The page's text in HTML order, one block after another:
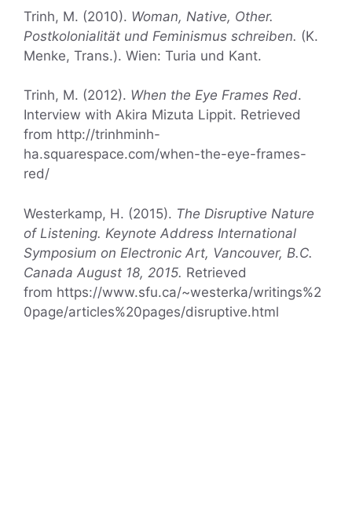
Trinh, M. (2010). Woman, Native, Other.
Postkolonialität und Feminismus schreiben. (K.
Menke, Trans.). Wien: Turia und Kant.
Trinh, M. (2012). When the Eye Frames Red.
Interview with Akira Mizuta Lippit. Retrieved
from http://trinhminh-
ha.squarespace.com/when-the-eye-frames-
red/
Westerkamp, H. (2015). The Disruptive Nature
of Listening. Keynote Address International
Symposium on Electronic Art, Vancouver, B.C.
Canada August 18, 2015. Retrieved
from https://www.sfu.ca/~westerka/writings%2
0page/articles%20pages/disruptive.html